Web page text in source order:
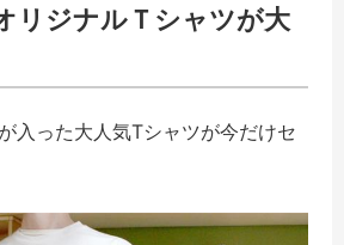
ジナルＴシャツが大
入った大人気Tシャツが今だけセ